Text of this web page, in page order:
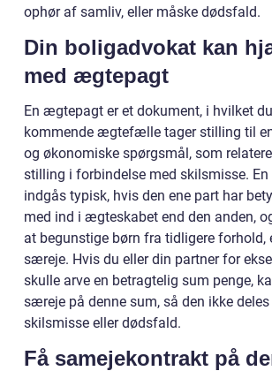
ophør af samliv, eller måske dødsfald.
Din boligadvokat kan
med ægtepagt
En ægtepagt er et dokument, i hvilket
kommende ægtefælle tager stilling til
og økonomiske spørgsmål, som
stilling i forbindelse med skilsmisse.
indgås typisk, hvis den ene part har
med ind i ægteskabet end den anden,
at begunstige børn fra tidligere forhold,
særeje. Hvis du eller din partner for
skulle arve en betragtelig sum penge,
særeje på denne sum, så den ikke
skilsmisse eller dødsfald.
Få samejekontrakt på